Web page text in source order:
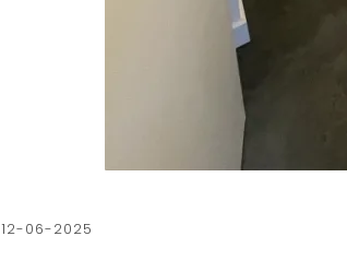
12-06-2025